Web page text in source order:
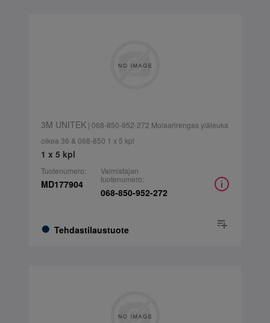
3M UNITEK| 068-850-952-272 Molaarirengas yläleuka
oikea 36 & 068-850 1 x 5 kpl
1 x 5 kpl
Tuotenumero:
MD177904
Tehdastilaustuote
Valmistajan
tuotenumero:
068-850-952-272